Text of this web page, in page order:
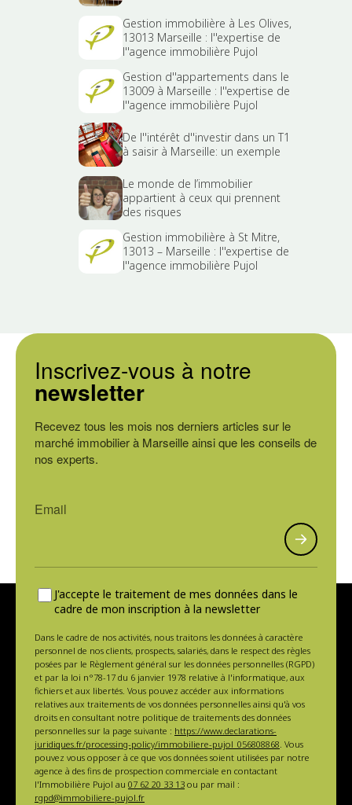
Gestion immobilière à Les Olives,
13013 Marseille : l''expertise de
l''agence immobilière Pujol
Gestion d''appartements dans le
13009 à Marseille : l''expertise de
l''agence immobilière Pujol
De l''intérêt d''investir dans un T1
à saisir à Marseille: un exemple
Le monde de l’immobilier
appartient à ceux qui prennent
des risques
Gestion immobilière à St Mitre,
13013 – Marseille : l''expertise de
l''agence immobilière Pujol
Inscrivez-vous à notre
newsletter
Recevez tous les mois nos derniers articles sur le
marché immobilier à Marseille ainsi que les conseils de
nos experts.
J'accepte le traitement de mes données dans le
cadre de mon inscription à la newsletter
Dans le cadre de nos activités, nous traitons les données à caractère
personnel de nos clients, prospects, salariés, dans le respect des règles
posées par le Règlement général sur les données personnelles (RGPD)
et par la loi n°78-17 du 6 janvier 1978 relative à l'informatique, aux
fichiers et aux libertés. Vous pouvez accéder aux informations
relatives aux traitements de vos données personnelles ainsi qu'à vos
droits en consultant notre politique de traitements des données
personnelles sur la page suivante : https://www.declarations-
juridiques.fr/processing-policy/immobiliere-pujol_056808868. Vous
pouvez vous opposer à ce que vos données soient utilisées par notre
agence à des fins de prospection commerciale en contactant
l'Immobilière Pujol au 07 62 20 33 13 ou par mail :
rgpd@immobiliere-pujol.fr